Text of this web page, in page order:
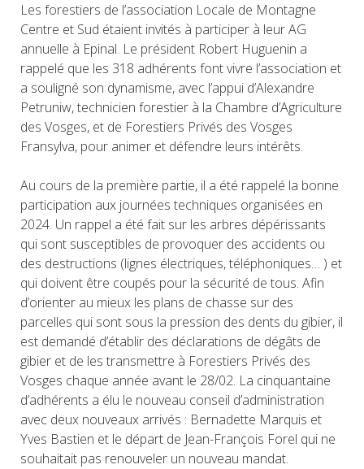
Les forestiers de l’association Locale de Montagne
Centre et Sud étaient invités à participer à leur AG
annuelle à Epinal. Le président Robert Huguenin a
rappelé que les 318 adhérents font vivre l’association et
a souligné son dynamisme, avec l’appui d’Alexandre
Petruniw, technicien forestier à la Chambre d’Agriculture
des Vosges, et de Forestiers Privés des Vosges
Fransylva, pour animer et défendre leurs intérêts.
Au cours de la première partie, il a été rappelé la bonne
participation aux journées techniques organisées en
2024. Un rappel a été fait sur les arbres dépérissants
qui sont susceptibles de provoquer des accidents ou
des destructions (lignes électriques, téléphoniques… ) et
qui doivent être coupés pour la sécurité de tous. Afin
d’orienter au mieux les plans de chasse sur des
parcelles qui sont sous la pression des dents du gibier, il
est demandé d’établir des déclarations de dégâts de
gibier et de les transmettre à Forestiers Privés des
Vosges chaque année avant le 28/02. La cinquantaine
d’adhérents a élu le nouveau conseil d’administration
avec deux nouveaux arrivés : Bernadette Marquis et
Yves Bastien et le départ de Jean-François Forel qui ne
souhaitait pas renouveler un nouveau mandat.